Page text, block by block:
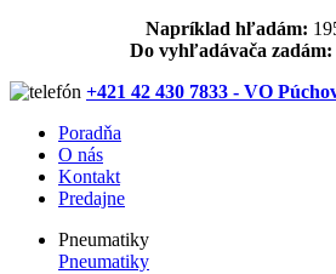
Napríklad hľadám:
Do vyhľadávača zadám:
+421 42 430 7833 - VO
Poradňa
O nás
Kontakt
Predajne
Pneumatiky
Pneumatiky